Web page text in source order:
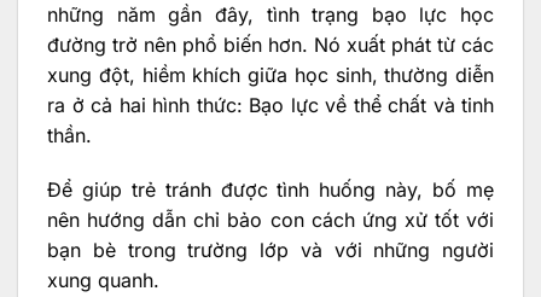
những năm gần đây, tình trạng bạo lực học
đường trở nên phổ biến hơn. Nó xuất phát từ các
xung đột, hiềm khích giữa học sinh, thường diễn
ra ở cả hai hình thức: Bạo lực về thể chất và tinh
thần.
Để giúp trẻ tránh được tình huống này, bố mẹ
nên hướng dẫn chỉ bảo con cách ứng xử tốt với
bạn bè trong trường lớp và với những người
xung quanh.